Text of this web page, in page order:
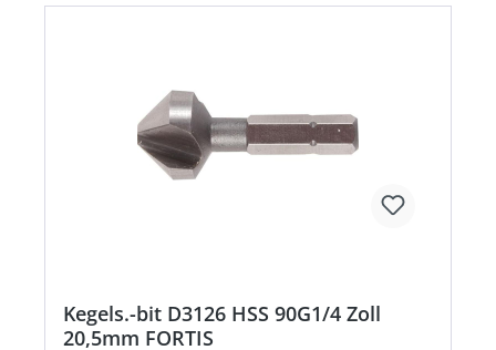
Kegels.-bit D3126 HSS 90G1/4 Zoll
20,5mm FORTIS